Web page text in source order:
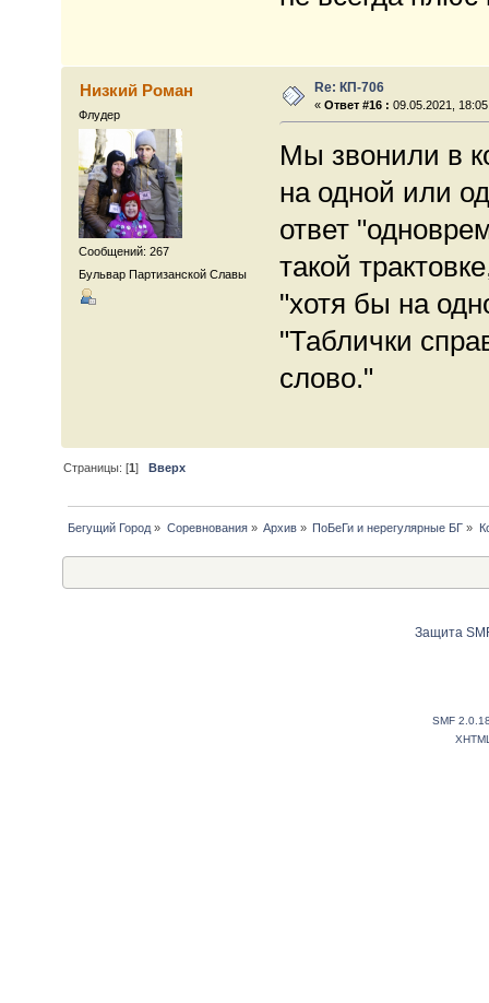
Низкий Роман
Флудер
Сообщений: 267
Бульвар Партизанской Славы
Re: КП-706
«Ответ #16 : 09.05.2021,
Мы звонили в
на одной или
ответ
такой
"хотя бы на
"Таблички
слово."
Страницы: [1]Вверх
Бегущий Город » Соревнования» Архив » ПоБеГи и нерегулярные БГ »
Защита
SMF